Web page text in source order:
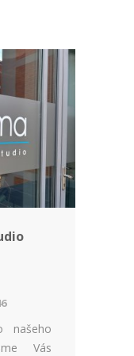
našeho
Vás